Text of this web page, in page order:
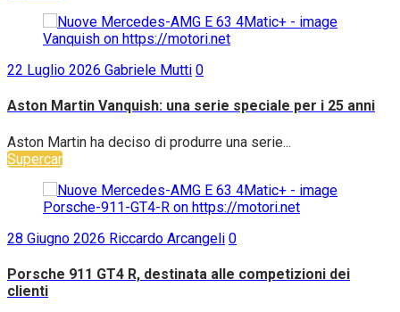
22 Luglio 2026 Gabriele Mutti 0
Aston Martin Vanquish: una serie speciale per i 25 anni
Aston Martin ha deciso di produrre una serie...
Supercar
28 Giugno 2026 Riccardo Arcangeli 0
Porsche 911 GT4 R, destinata alle competizioni dei
clienti